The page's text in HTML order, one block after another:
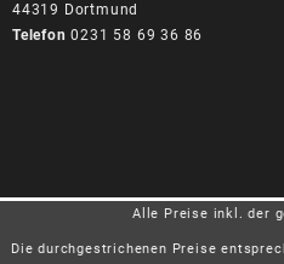
44319 Dortmund
Telefon 0231 58 69 36 86
Alle Preise inkl. der
Die durchgestrichenen Preise